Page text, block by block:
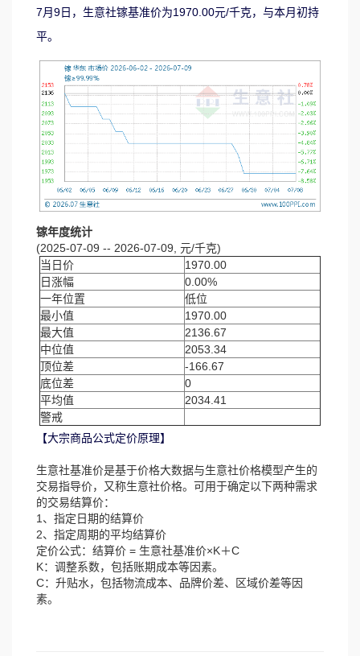
7月9日，生意社镓基准价为1970.00元/千克，与本月初持
平。
镓年度统计
(2025-07-09 -- 2026-07-09, 元/千克)
当日价
1970.00
日涨幅
0.00%
一年位置
低位
最小值
1970.00
最大值
2136.67
中位值
2053.34
顶位差
-166.67
底位差
0
平均值
2034.41
警戒
【大宗商品公式定价原理】
生意社基准价是基于价格大数据与生意社价格模型产生的
交易指导价，又称生意社价格。可用于确定以下两种需求
的交易结算价：
1、指定日期的结算价
2、指定周期的平均结算价
定价公式：结算价 = 生意社基准价×K＋C
K：调整系数，包括账期成本等因素。
C：升贴水，包括物流成本、品牌价差、区域价差等因
素。